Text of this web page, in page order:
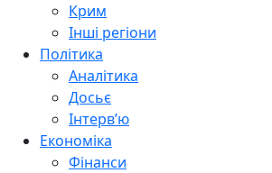
Крим
Інші регіони
Політика
Аналітика
Досьє
Інтерв’ю
Економіка
Фінанси